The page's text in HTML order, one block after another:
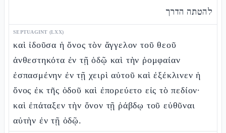
להטתה הדרך
SEPTUAGINT (LXX)
καὶ ἰδοῦσα ἡ ὄνος τὸν ἄγγελον τοῦ θεοῦ
ἀνθεστηκότα ἐν τῇ ὁδῷ καὶ τὴν ῥομφαίαν
ἐσπασμένην ἐν τῇ χειρὶ αὐτοῦ καὶ ἐξέκλινεν ἡ
ὄνος ἐκ τῆς ὁδοῦ καὶ ἐπορεύετο εἰς τὸ πεδίον·
καὶ ἐπάταξεν τὴν ὄνον τῇ ῥάβδῳ τοῦ εὐθῦναι
αὐτὴν ἐν τῇ ὁδῷ.